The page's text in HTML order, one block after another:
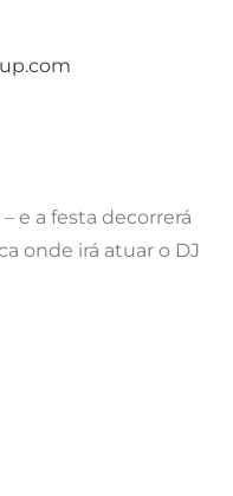
e a festa decorrerá
onde irá atuar o DJ